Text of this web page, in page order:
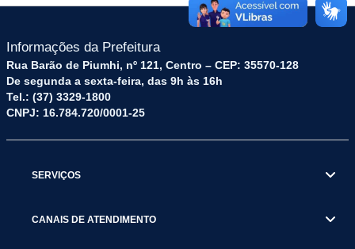
Informações da Prefeitura
Rua Barão de Piumhi, nº 121, Centro – CEP: 35570-128
De segunda a sexta-feira, das 9h às 16h
Tel.: (37) 3329-1800
CNPJ: 16.784.720/0001-25
SERVIÇOS
CANAIS DE ATENDIMENTO